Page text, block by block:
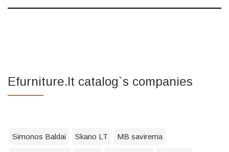
Efurniture.lt catalog`s companies
Simonos Baldai Skano LT MB savirema